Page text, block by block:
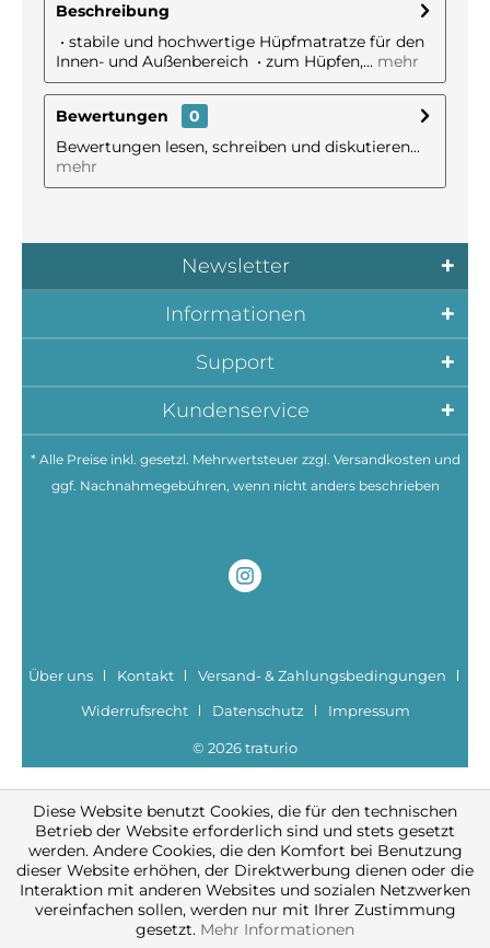
Beschreibung
• stabile und hochwertige Hüpfmatratze für den
Innen- und Außenbereich • zum Hüpfen,... mehr
Bewertungen
0
Bewertungen lesen, schreiben und diskutieren...
mehr
Kundenservice
Support
Informationen
Newsletter
* Alle Preise inkl. gesetzl. Mehrwertsteuer zzgl. Versandkosten und
ggf. Nachnahmegebühren, wenn nicht anders beschrieben
Über uns Kontakt
Versand- & Zahlungsbedingungen
Widerrufsrecht
Datenschutz Impressum
© 2026 traturio
Diese Website benutzt Cookies, die für den technischen
Betrieb der Website erforderlich sind und stets gesetzt
werden. Andere Cookies, die den Komfort bei Benutzung
dieser Website erhöhen, der Direktwerbung dienen oder die
Interaktion mit anderen Websites und sozialen Netzwerken
vereinfachen sollen, werden nur mit Ihrer Zustimmung
gesetzt. Mehr Informationen